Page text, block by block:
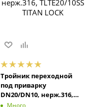
Тройник переходной
под приварку
DN20/DN10, нерж.316,
TLTE20/10SS TITAN LOCK